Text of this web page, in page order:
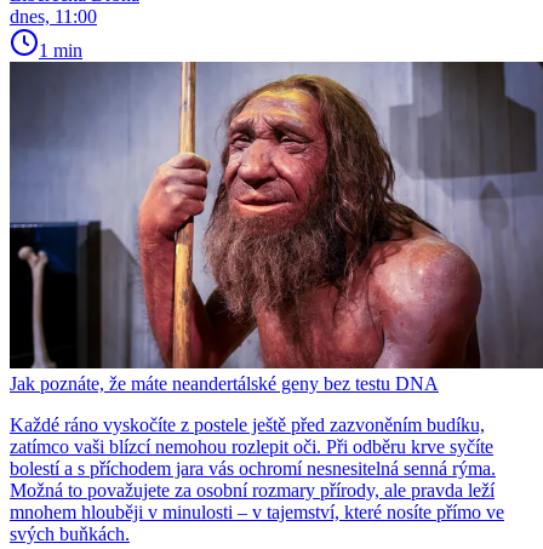
dnes, 11:00
1 min
Jak poznáte, že máte neandertálské geny bez testu DNA
Každé ráno vyskočíte z postele ještě před zazvoněním budíku,
zatímco vaši blízcí nemohou rozlepit oči. Při odběru krve syčíte
bolestí a s příchodem jara vás ochromí nesnesitelná senná rýma.
Možná to považujete za osobní rozmary přírody, ale pravda leží
mnohem hlouběji v minulosti – v tajemství, které nosíte přímo ve
svých buňkách.